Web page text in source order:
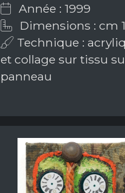
Année : 1999
Dimensions : cm
Technique :
et collage sur tissu
panneau